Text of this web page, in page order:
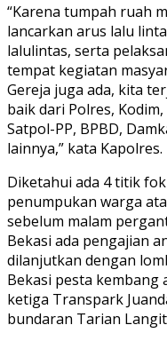
“Karena tumpah ruah
lancarkan arus lalu
lalulintas, serta
tempat kegiatan
Gereja juga ada, kita
baik dari Polres,
Satpol-PP, BPBD,
lainnya,” kata Kapolres.
Diketahui ada 4 titik
penumpukan warga
sebelum malam
Bekasi ada pengajian
dilanjutkan dengan
Bekasi pesta kembang
ketiga Transpark
bundaran Tarian